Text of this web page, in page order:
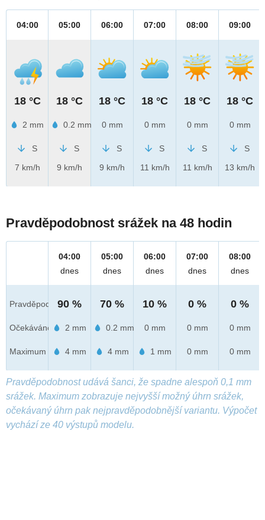
04:00
18 °C
2 mm
S
7 km/h
05:00
18 °C
0.2 mm
S
9 km/h
06:00
18 °C
0 mm
S
9 km/h
07:00
18 °C
0 mm
S
11 km/h
08:00
18 °C
0 mm
S
11 km/h
09:00
18 °C
0 mm
S
13 km/h
Pravděpodobnost srážek na 48 hodin
Pravděpod.
Očekáváno
Maximum
04:00
dnes
90 %
2 mm
4 mm
05:00
dnes
70 %
0.2 mm
4 mm
06:00
dnes
10 %
0 mm
1 mm
07:00
dnes
0 %
0 mm
0 mm
08:00
dnes
0 %
0 mm
0 mm
Pravděpodobnost udává šanci, že spadne alespoň 0,1 mm
srážek. Maximum zobrazuje nejvyšší možný úhrn srážek,
očekávaný úhrn pak nejpravděpodobnější variantu. Výpočet
vychází ze 40 výstupů modelu.